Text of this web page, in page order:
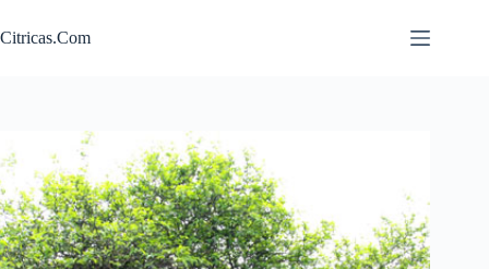
al
contenido
Citricas.Com